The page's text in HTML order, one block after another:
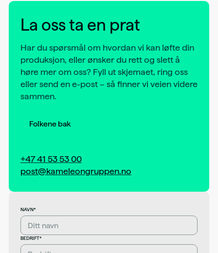
La oss ta en prat
Har du spørsmål om hvordan vi kan løfte din
produksjon, eller ønsker du rett og slett å
høre mer om oss? Fyll ut skjemaet, ring oss
eller send en e-post – så finner vi veien videre
sammen.
Folkene bak
+47 41 53 53 00
post@kameleongruppen.no
NAVN*
BEDRIFT*